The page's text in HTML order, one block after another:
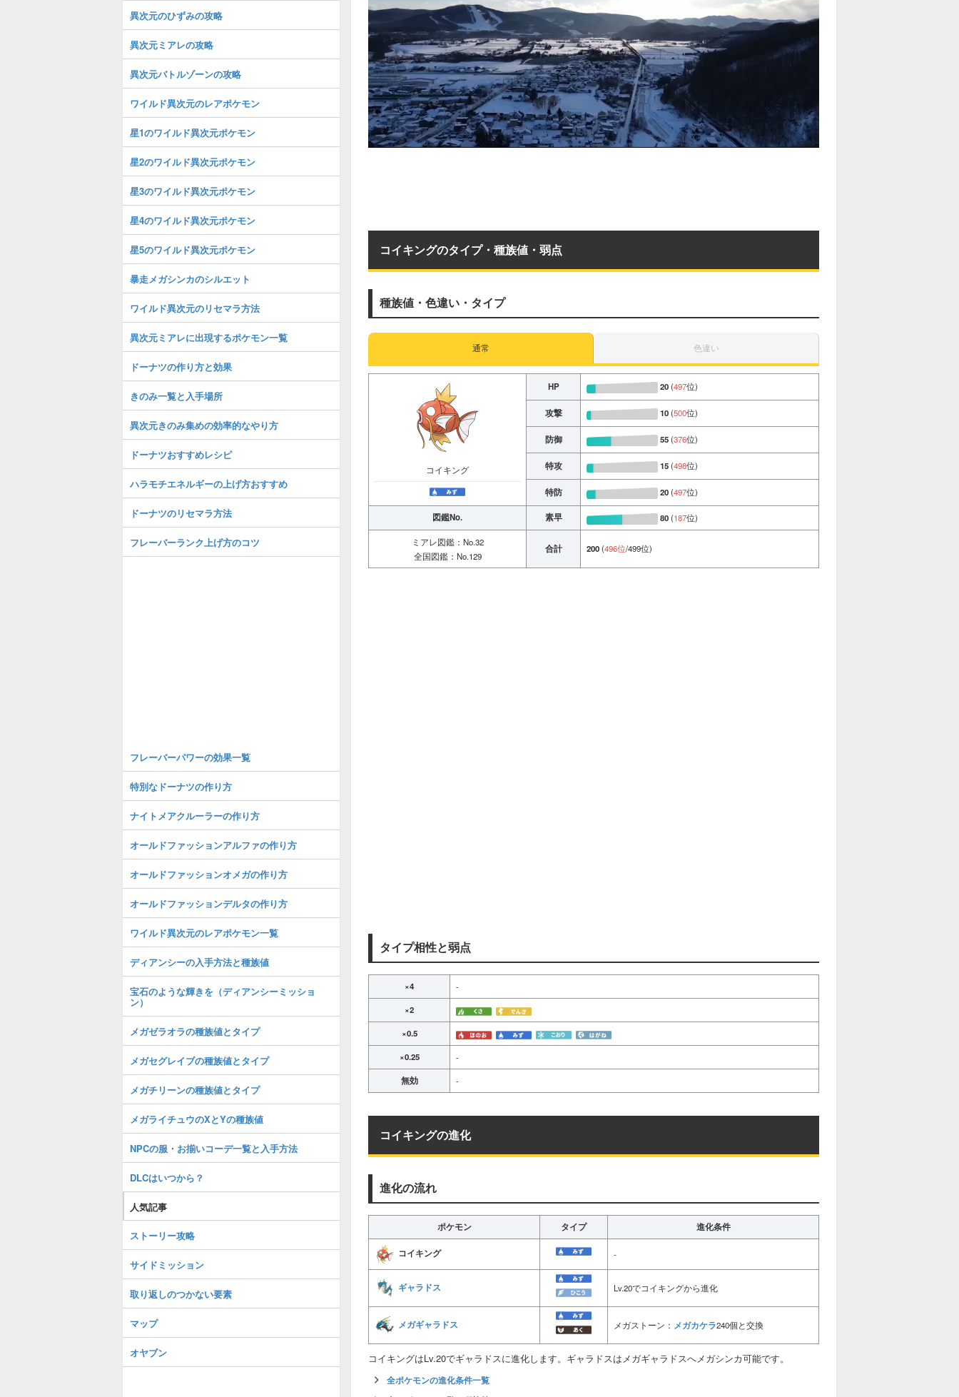
コイキングのタイプ・種族値・弱点
種族値・色違い・タイプ
通常 色違い
コイキング
HP 20(497位)
攻撃 10(500位)
防御 55(376位)
特攻 15(498位)
特防 20(497位)
図鑑No. 素早 80(187位)
ミアレ図鑑：No.32
全国図鑑：No.129
合計 200(496位/499位)
タイプ相性と弱点
×4 -
×2
×0.5
×0.25
-
無効 -
コイキングの進化
進化の流れ
ポケモン タイプ 進化条件
コイキング -
ギャラドス Lv.20でコイキングから進化
メガギャラドス メガストーン： メガカケラ240個と交換
コイキングはLv.20でギャラドスに進化します。ギャラドスはメガギャラドスへメガシンカ可能です。
全ポケモンの進化条件一覧
異次元のひずみの攻略
異次元ミアレの攻略
異次元バトルゾーンの攻略
ワイルド異次元のレアポケモン
星1のワイルド異次元ポケモン
星2のワイルド異次元ポケモン
星3のワイルド異次元ポケモン
星4のワイルド異次元ポケモン
星5のワイルド異次元ポケモン
暴走メガシンカのシルエット
ワイルド異次元のリセマラ方法
異次元ミアレに出現するポケモン一覧
ドーナツの作り方と効果
きのみ一覧と入手場所
異次元きのみ集めの効率的なやり方
ドーナツおすすめレシピ
ハラモチエネルギーの上げ方おすすめ
ドーナツのリセマラ方法
フレーバーランク上げ方のコツ
フレーバーパワーの効果一覧
特別なドーナツの作り方
ナイトメアクルーラーの作り方
オールドファッションアルファの作り方
オールドファッションオメガの作り方
オールドファッションデルタの作り方
ワイルド異次元のレアポケモン一覧
ディアンシーの入手方法と種族値
宝石のような輝きを（ディアンシーミッショ
ン）
メガゼラオラの種族値とタイプ
メガセグレイブの種族値とタイプ
メガチリーンの種族値とタイプ
メガライチュウのXとYの種族値
NPCの服・お揃いコーデ一覧と入手方法
DLCはいつから？
人気記事
ストーリー攻略
サイドミッション
取り返しのつかない要素
マップ
オヤブン